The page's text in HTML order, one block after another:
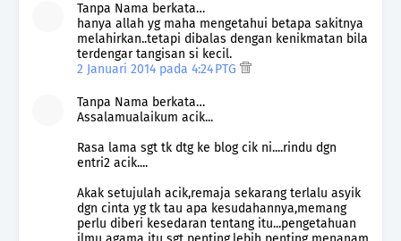
Tanpa Nama berkata…
hanya allah yg maha mengetahui betapa sakitnya
melahirkan..tetapi dibalas dengan kenikmatan bila
terdengar tangisan si kecil.
2 Januari 2014 pada 4:24 PTG
Tanpa Nama berkata…
Assalamualaikum acik...
Rasa lama sgt tk dtg ke blog cik ni....rindu dgn
entri2 acik....
Akak setujulah acik,remaja sekarang terlalu asyik
dgn cinta yg tk tau apa kesudahannya,memang
perlu diberi kesedaran tentang itu...pengetahuan